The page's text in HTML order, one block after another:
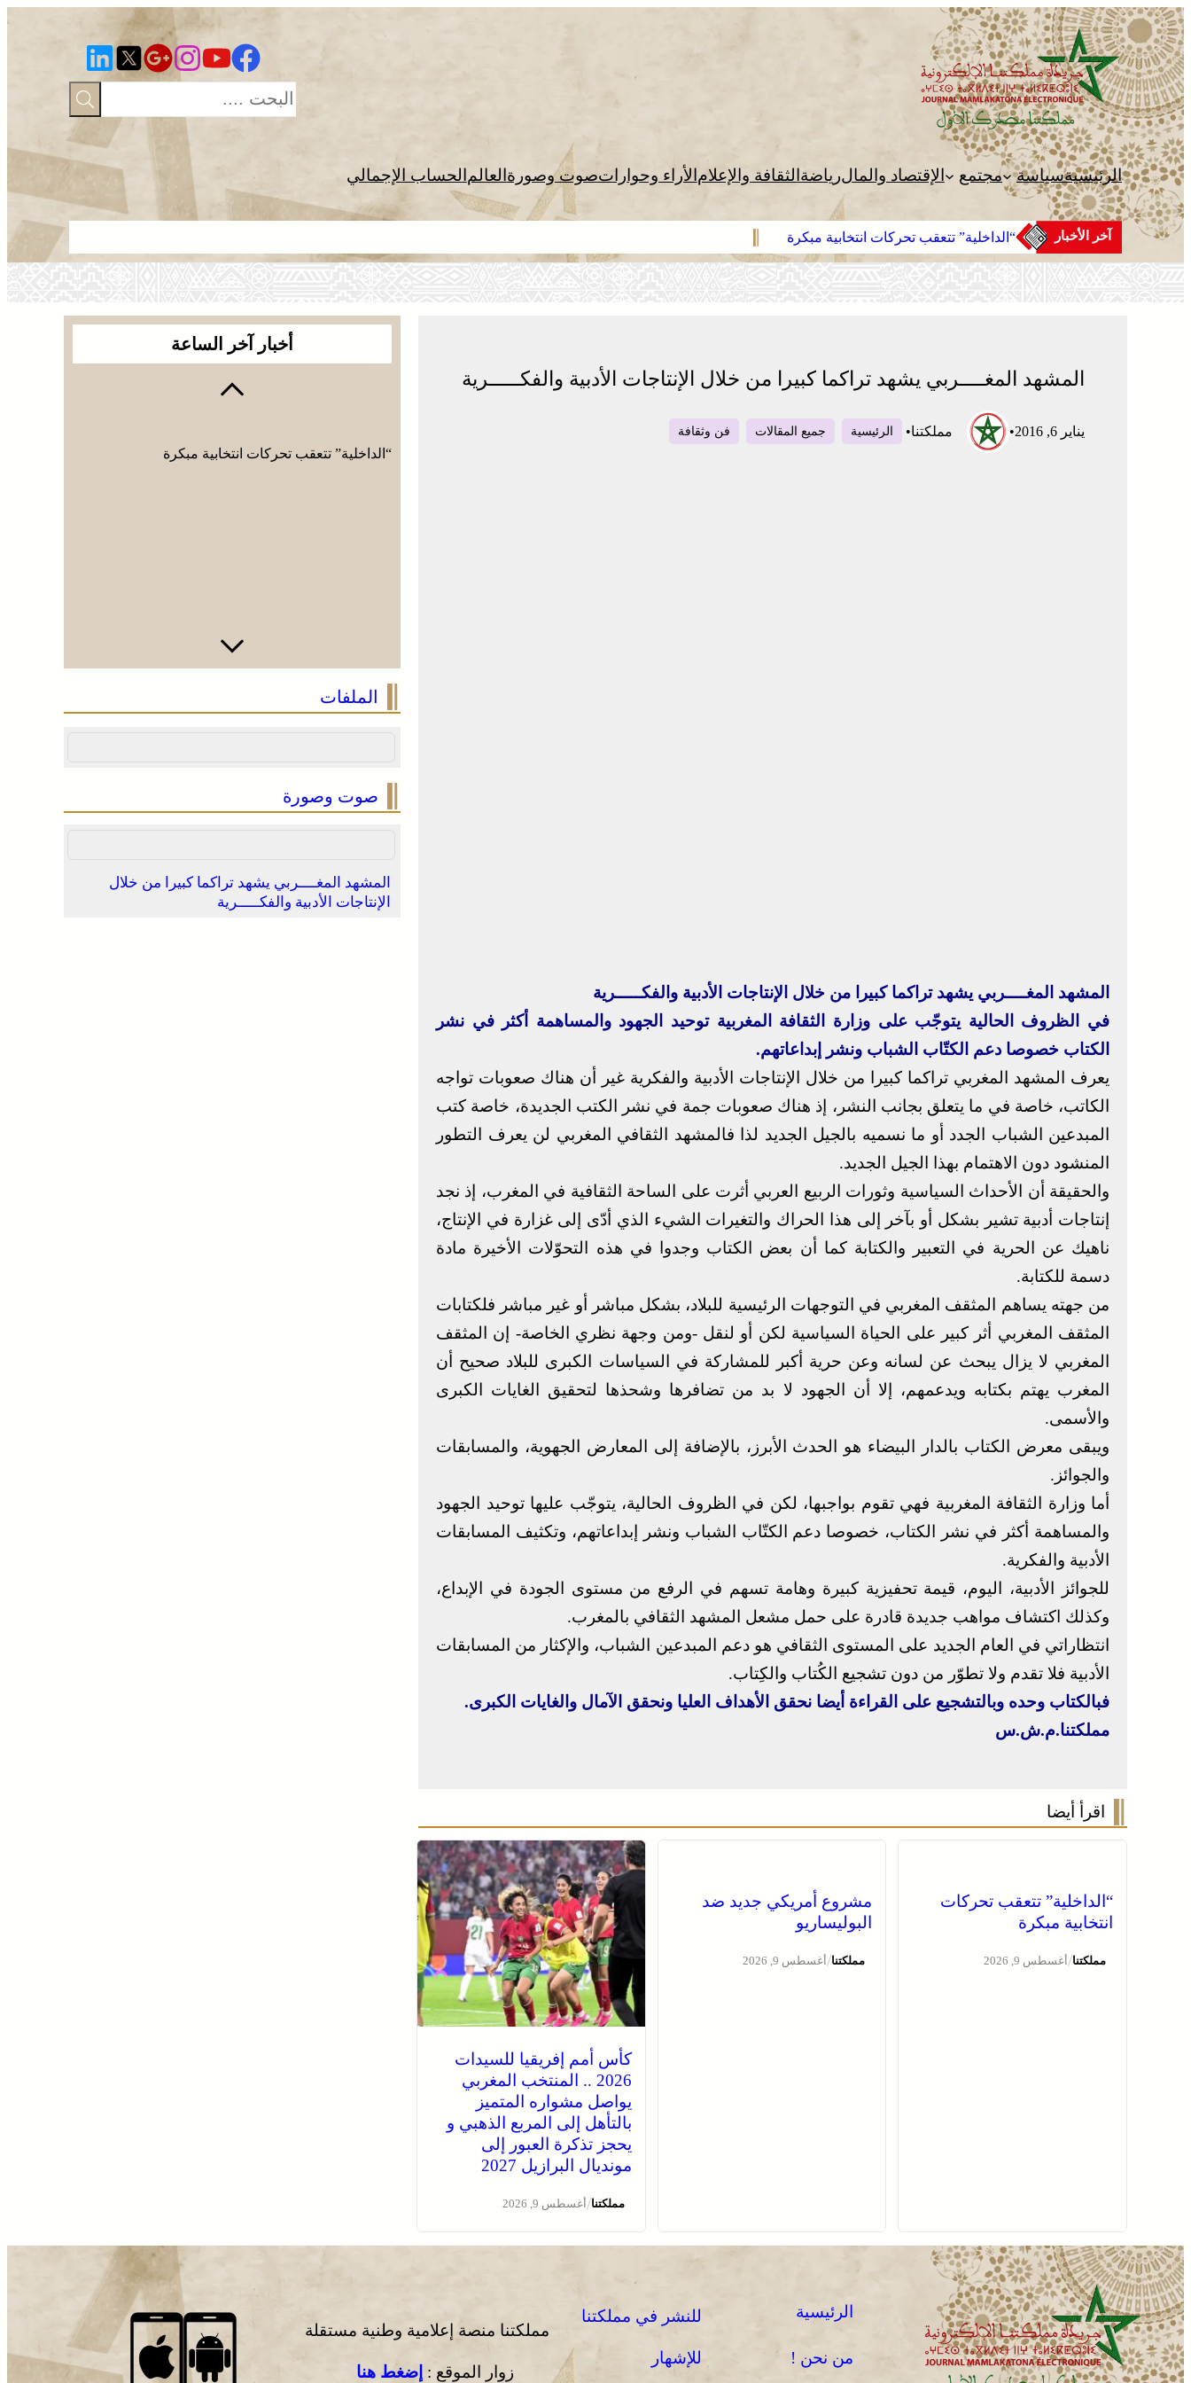
تخطى
إلى
المحتوى
الرئيسيةسياسة مجتمع الإقتصاد والمالرياضة الثقافة والإعلام الأراء وحواراتصوت وصورة العالم الحساب الإجمالي
آخر الأخبار “الداخلية” تتعقب تحركات انتخابية مبكرة مشروع
المشهد المغــــربي يشهد تراكما كبيرا من خلال الإنتاجات الأدبية والفكـــــرية
يناير 6, 2016 • مملكتنا• الرئيسية جميع المقالات فن وثقافة
المشهد المغــــربي يشهد تراكما كبيرا من خلال الإنتاجات الأدبية والفكـــــرية
في الظروف الحالية يتوجّب على وزارة الثقافة المغربية توحيد الجهود والمساهمة أكثر في نشر
الكتاب خصوصا دعم الكتّاب الشباب ونشر إبداعاتهم.
يعرف المشهد المغربي تراكما كبيرا من خلال الإنتاجات الأدبية والفكرية غير أن هناك صعوبات تواجه
الكاتب، خاصة في ما يتعلق بجانب النشر، إذ هناك صعوبات جمة في نشر الكتب الجديدة، خاصة كتب
المبدعين الشباب الجدد أو ما نسميه بالجيل الجديد لذا فالمشهد الثقافي المغربي لن يعرف التطور
المنشود دون الاهتمام بهذا الجيل الجديد.
والحقيقة أن الأحداث السياسية وثورات الربيع العربي أثرت على الساحة الثقافية في المغرب، إذ نجد
إنتاجات أدبية تشير بشكل أو بآخر إلى هذا الحراك والتغيرات الشيء الذي أدّى إلى غزارة في الإنتاج،
ناهيك عن الحرية في التعبير والكتابة كما أن بعض الكتاب وجدوا في هذه التحوّلات الأخيرة مادة
دسمة للكتابة.
من جهته يساهم المثقف المغربي في التوجهات الرئيسية للبلاد، بشكل مباشر أو غير مباشر فلكتابات
المثقف المغربي أثر كبير على الحياة السياسية لكن أو لنقل -ومن وجهة نظري الخاصة- إن المثقف
المغربي لا يزال يبحث عن لسانه وعن حرية أكبر للمشاركة في السياسات الكبرى للبلاد صحيح أن
المغرب يهتم بكتابه ويدعمهم، إلا أن الجهود لا بد من تضافرها وشحذها لتحقيق الغايات الكبرى
والأسمى.
ويبقى معرض الكتاب بالدار البيضاء هو الحدث الأبرز، بالإضافة إلى المعارض الجهوية، والمسابقات
والجوائز.
أما وزارة الثقافة المغربية فهي تقوم بواجبها، لكن في الظروف الحالية، يتوجّب عليها توحيد الجهود
والمساهمة أكثر في نشر الكتاب، خصوصا دعم الكتّاب الشباب ونشر إبداعاتهم، وتكثيف المسابقات
الأدبية والفكرية.
للجوائز الأدبية، اليوم، قيمة تحفيزية كبيرة وهامة تسهم في الرفع من مستوى الجودة في الإبداع،
وكذلك اكتشاف مواهب جديدة قادرة على حمل مشعل المشهد الثقافي بالمغرب.
انتظاراتي في العام الجديد على المستوى الثقافي هو دعم المبدعين الشباب، والإكثار من المسابقات
الأدبية فلا تقدم ولا تطوّر من دون تشجيع الكُتاب والكِتاب.
فبالكتاب وحده وبالتشجيع على القراءة أيضا نحقق الأهداف العليا ونحقق الآمال والغايات الكبرى.
مملكتنا.م.ش.س
اقرأ أيضا
“الداخلية” تتعقب تحركات
انتخابية مبكرة
مملكتنا/أغسطس 9, 2026
مشروع أمريكي جديد ضد
البوليساريو
مملكتنا/أغسطس 9, 2026
كأس أمم إفريقيا للسيدات
2026 .. المنتخب المغربي
يواصل مشواره المتميز
بالتأهل إلى المربع الذهبي و
يحجز تذكرة العبور إلى
مونديال البرازيل 2027
مملكتنا/أغسطس 9, 2026
أخبار آخر الساعة
“الداخلية” تتعقب تحركات انتخابية مبكرة
الملفات
صوت وصورة
المشهد المغــــربي يشهد تراكما كبيرا من خلال
الإنتاجات الأدبية والفكـــــرية
الرئيسية
من نحن !
للنشر في مملكتنا
للإشهار
مملكتنا منصة إعلامية وطنية مستقلة
زوار الموقع : إضغط هنا